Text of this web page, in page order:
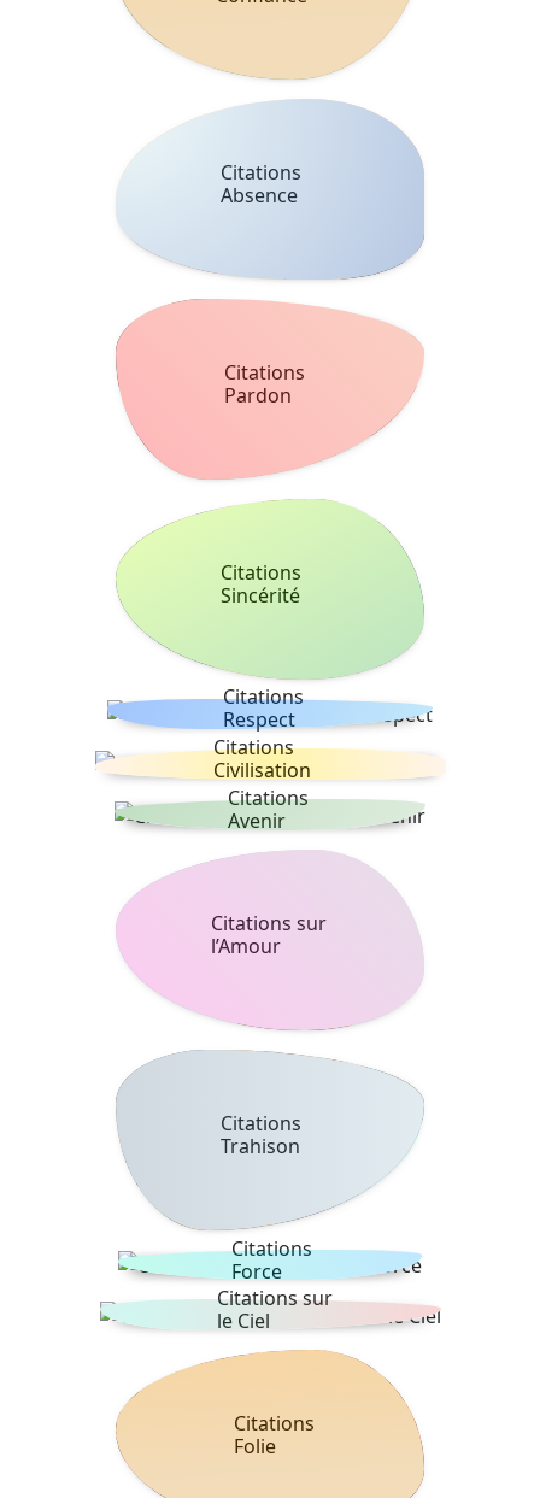
Citations
Absence
Citations
Pardon
Citations
Sincérité
Citations
Respect
Citations
Civilisation
Citations
Avenir
Citations sur
l’Amour
Citations
Trahison
Citations
Force
Citations sur
le Ciel
Citations
Folie